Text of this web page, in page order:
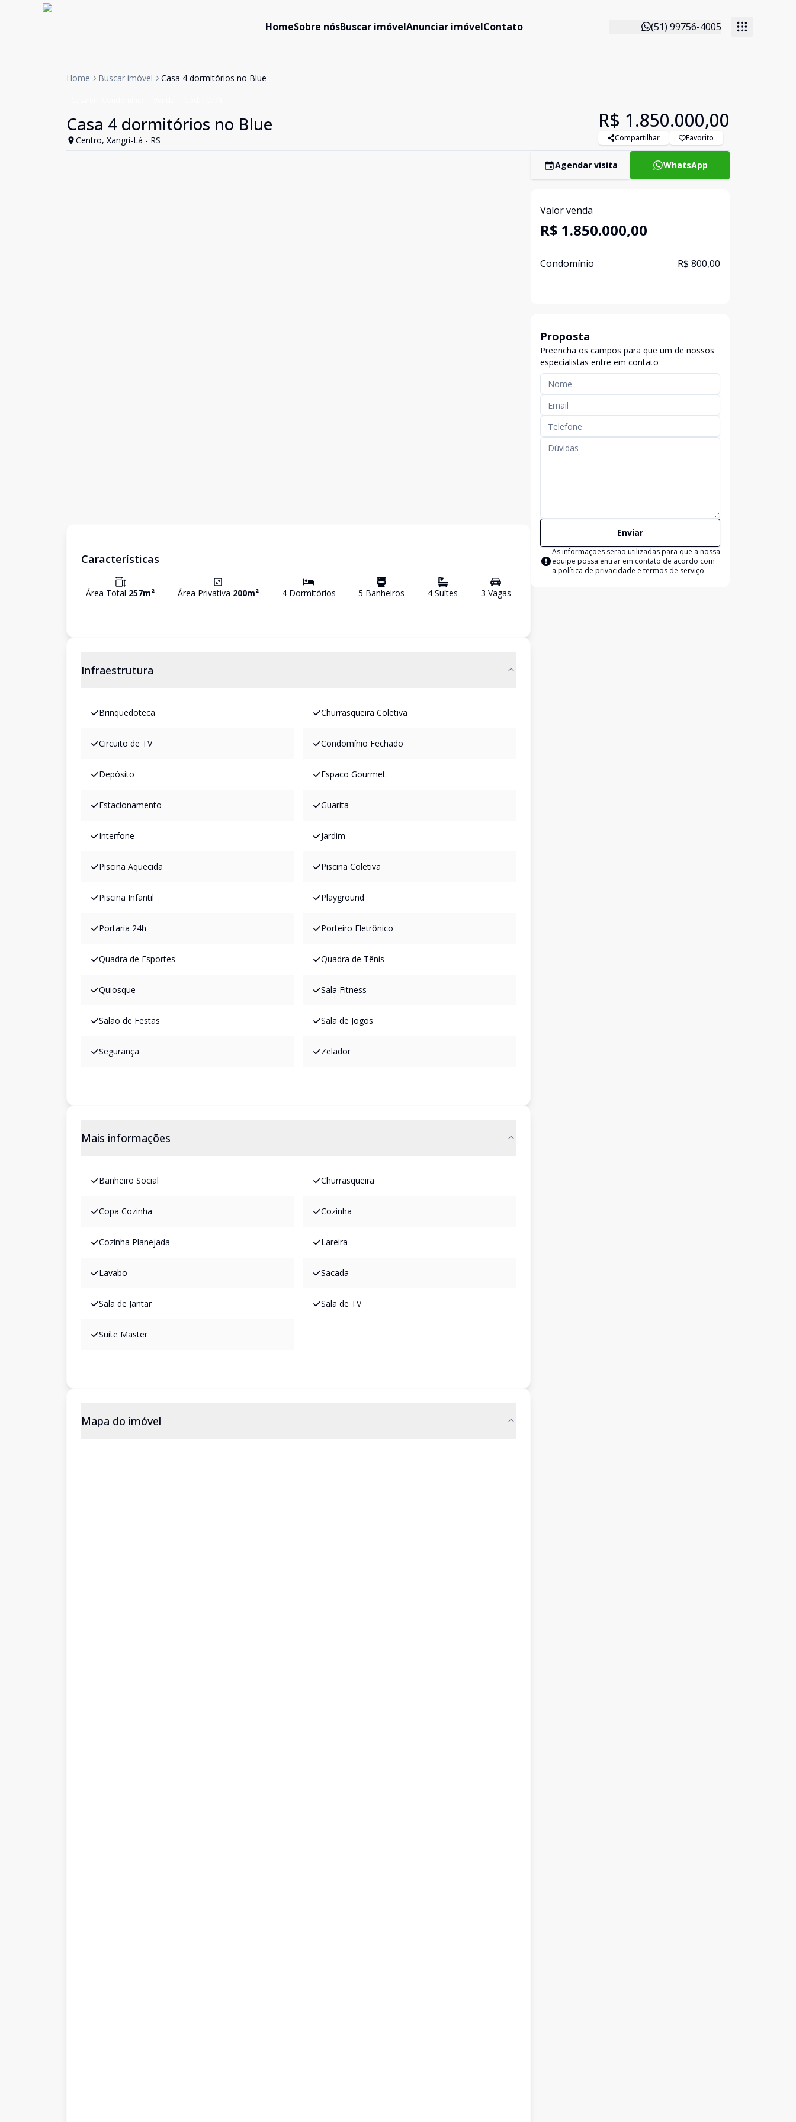
HomeSobre nósBuscar imóvelAnunciar imóvelContato (51) 99756-4005
Home Buscar imóvel Casa 4 dormitórios no Blue
Casa 4 dormitórios no Blue
Centro, Xangri-Lá - RS
R$ 1.850.000,00
Compartilhar Favorito
Características
Área Total 257m² Área Privativa 200m² 4Dormitórios 5 Banheiros 4 Suítes 3 Vagas
Infraestrutura
Brinquedoteca Churrasqueira Coletiva
Circuito de TV Condomínio Fechado
Depósito Espaco Gourmet
Estacionamento Guarita
Interfone Jardim
Piscina Aquecida Piscina Coletiva
Piscina Infantil Playground
Portaria 24h Porteiro Eletrônico
Quadra de Esportes Quadra de Tênis
Quiosque Sala Fitness
Salão de Festas Sala de Jogos
Segurança Zelador
Mais informações
Banheiro Social Churrasqueira
Copa Cozinha Cozinha
Cozinha Planejada Lareira
Lavabo Sacada
Sala de Jantar Sala de TV
Suíte Master
Mapa do imóvel
Agendar visita WhatsApp
Valor venda
R$ 1.850.000,00
Condomínio R$ 800,00
Proposta
Preencha os campos para que um de nossos
especialistas entre em contato
Enviar
As informações serão utilizadas para que a nossa
equipe possa entrar em contato de acordo com
a política de privacidade e termos de serviço